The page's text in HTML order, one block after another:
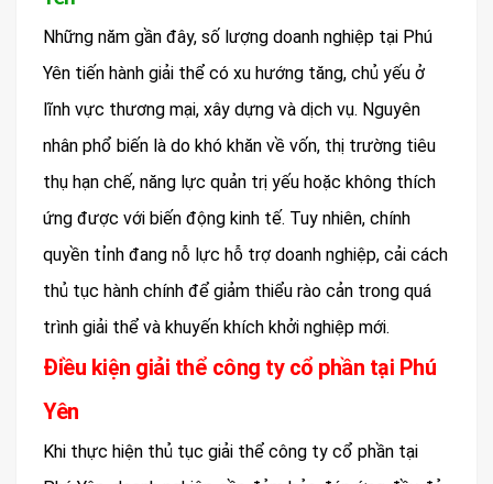
Những năm gần đây, số lượng doanh nghiệp tại Phú
Yên tiến hành giải thể có xu hướng tăng, chủ yếu ở
lĩnh vực thương mại, xây dựng và dịch vụ. Nguyên
nhân phổ biến là do khó khăn về vốn, thị trường tiêu
thụ hạn chế, năng lực quản trị yếu hoặc không thích
ứng được với biến động kinh tế. Tuy nhiên, chính
quyền tỉnh đang nỗ lực hỗ trợ doanh nghiệp, cải cách
thủ tục hành chính để giảm thiểu rào cản trong quá
trình giải thể và khuyến khích khởi nghiệp mới.
Điều kiện giải thể công ty cổ phần tại Phú
Yên
Khi thực hiện thủ tục giải thể công ty cổ phần tại